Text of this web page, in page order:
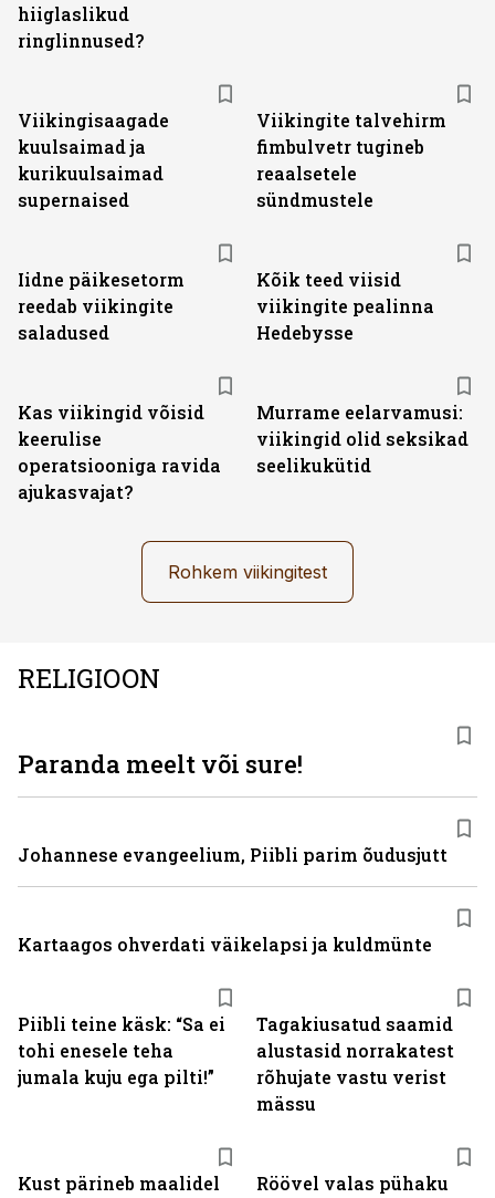
hiiglaslikud
ringlinnused?
Viikingisaagade
kuulsaimad ja
kurikuulsaimad
supernaised
Viikingite talvehirm
fimbulvetr tugineb
reaalsetele
sündmustele
Iidne päikesetorm
reedab viikingite
saladused
Kõik teed viisid
viikingite pealinna
Hedebysse
Kas viikingid võisid
keerulise
operatsiooniga ravida
ajukasvajat?
Murrame eelarvamusi:
viikingid olid seksikad
seelikukütid
Rohkem viikingitest
RELIGIOON
Piibli teine käsk: “Sa ei
tohi enesele teha
jumala kuju ega pilti!”
Tagakiusatud saamid
alustasid norrakatest
rõhujate vastu verist
mässu
Kust pärineb maalidel
Röövel valas pühaku
Paranda meelt või sure!
Johannese evangeelium, Piibli parim õudusjutt
Kartaagos ohverdati väikelapsi ja kuldmünte